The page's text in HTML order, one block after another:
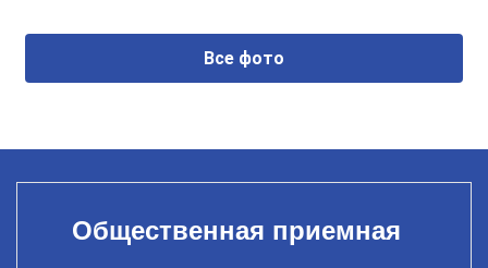
Все фото
Общественная приемная